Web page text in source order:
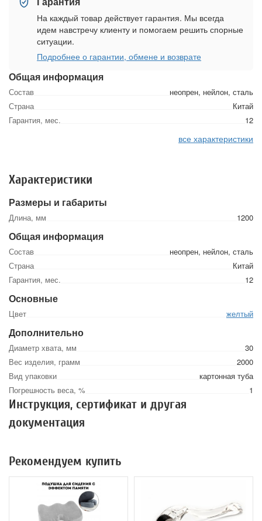
Общая информация
Состав
неопрен, нейлон, сталь
Страна
Китай
Гарантия, мес.
12
все характеристики
На каждый товар действует гарантия. Мы всегда
идем навстречу клиенту и помогаем решить спорные
ситуации.
Подробнее о гарантии, обмене и возврате
Характеристики
Размеры и габариты
Длина, мм 1200
Общая информация
Состав
неопрен, нейлон, сталь
Страна
Китай
Гарантия, мес.
12
Основные
Цвет желтый
Дополнительно
Диаметр хвата, мм
30
Вес изделия, грамм
2000
Вид упаковки
картонная туба
Погрешность веса, %
1
Инструкция, сертификат и другая
документация
Рекомендуем купить